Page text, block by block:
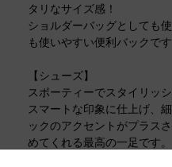
タリなサイズ感！
ショルダーバッグとしても
も使いやすい便利バックです
【シューズ】
スポーティーでスタイリッ
スマートな印象に仕上げ、
ックのアクセントがプラス
めてくれる最高の一足です。